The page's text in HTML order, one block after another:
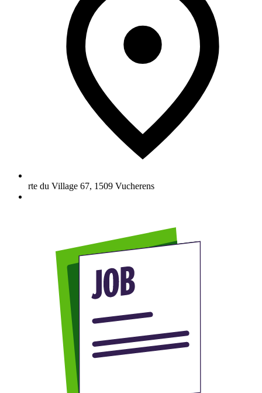
rte du Village 67, 1509 Vucherens